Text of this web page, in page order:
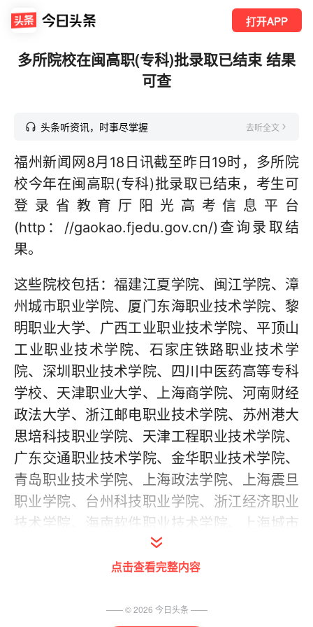
打开APP
多所院校在闽高职(专科)批录取已结束 结果
可查
头条听资讯，时事尽掌握 去听全文
福州新闻网8月18日讯截至昨日19时，多所院
校今年在闽高职(专科)批录取已结束，考生可
登录省教育厅阳光高考信息平台
(http：//gaokao.fjedu.gov.cn/)查询录取结
果。
这些院校包括：福建江夏学院、闽江学院、漳
州城市职业学院、厦门东海职业技术学院、黎
明职业大学、广西工业职业技术学院、平顶山
工业职业技术学院、石家庄铁路职业技术学
院、深圳职业技术学院、四川中医药高等专科
学校、天津职业大学、上海商学院、河南财经
政法大学、浙江邮电职业技术学院、苏州港大
思培科技职业学院、天津工程职业技术学院、
广东交通职业技术学院、金华职业技术学院、
青岛职业技术学院、上海政法学院、上海震旦
职业学院、台州科技职业学院、浙江经济职业
技术学院、海南软件职业技术学院、上海城市
管理职业技术学院、张家界航空工业职业技术
(福州日报见习记者 蔡武)
点击查看完整内容
—— ©2026 今日头条 ——